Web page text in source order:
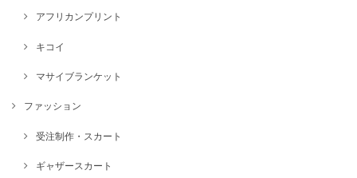
アフリカンプリント
キコイ
マサイブランケット
ファッション
受注制作・スカート
ギャザースカート